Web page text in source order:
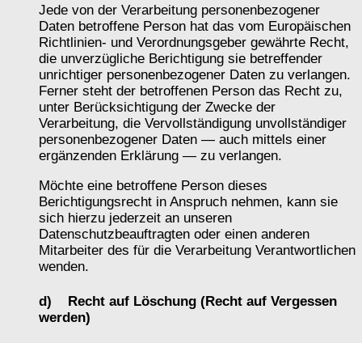
Jede von der Verarbeitung personenbezogener
Daten betroffene Person hat das vom Europäischen
Richtlinien- und Verordnungsgeber gewährte Recht,
die unverzügliche Berichtigung sie betreffender
unrichtiger personenbezogener Daten zu verlangen.
Ferner steht der betroffenen Person das Recht zu,
unter Berücksichtigung der Zwecke der
Verarbeitung, die Vervollständigung unvollständiger
personenbezogener Daten — auch mittels einer
ergänzenden Erklärung — zu verlangen.
Möchte eine betroffene Person dieses
Berichtigungsrecht in Anspruch nehmen, kann sie
sich hierzu jederzeit an unseren
Datenschutzbeauftragten oder einen anderen
Mitarbeiter des für die Verarbeitung Verantwortlichen
wenden.
d) Recht auf Löschung (Recht auf Vergessen
werden)